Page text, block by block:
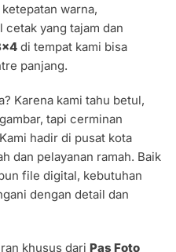
warna,
cetak yang tajam dan
di tempat kami bisa
panjang.
Karena kami tahu betul,
tapi cerminan
hadir di pusat kota
dan pelayanan ramah. Baik
file digital, kebutuhan
dengan detail dan
khusus dari Pas Foto